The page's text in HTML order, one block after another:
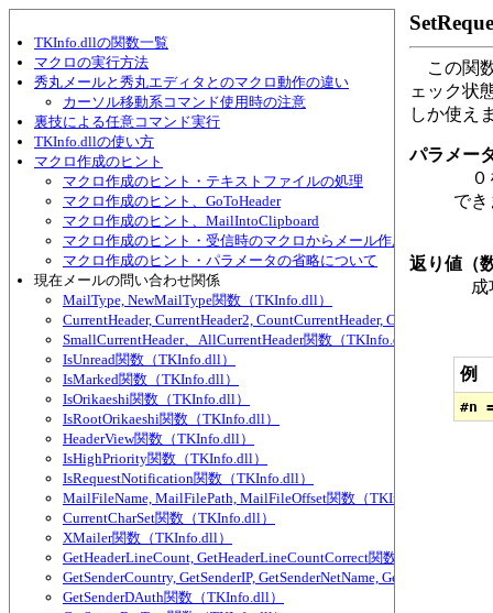
TKInfo.dllの関数一覧
マクロの実行方法
秀丸メールと秀丸エディタとのマクロ動作の違い
カーソル移動系コマンド使用時の注意
裏技による任意コマンド実行
TKInfo.dllの使い方
マクロ作成のヒント
マクロ作成のヒント・テキストファイルの処理
マクロ作成のヒント、GoToHeader
マクロ作成のヒント、MailIntoClipboard
マクロ作成のヒント・受信時のマクロからメール作成する
マクロ作成のヒント・パラメータの省略について
現在メールの問い合わせ関係
MailType, NewMailType関数（TKInfo.dll）
CurrentHeader, CurrentHeader2, CountCurrentHeader,
SmallCurrentHeader、AllCurrentHeader関数（TKInfo.dll）
IsUnread関数（TKInfo.dll）
IsMarked関数（TKInfo.dll）
IsOrikaeshi関数（TKInfo.dll）
IsRootOrikaeshi関数（TKInfo.dll）
HeaderView関数（TKInfo.dll）
IsHighPriority関数（TKInfo.dll）
IsRequestNotification関数（TKInfo.dll）
MailFileName, MailFilePath, MailFileOffset関数（TKInfo.dll）
CurrentCharSet関数（TKInfo.dll）
XMailer関数（TKInfo.dll）
GetHeaderLineCount, GetHeaderLineCountCorrect関数（TKInfo.dll）
GetSenderCountry, GetSenderIP, GetSenderNetName,
GetSenderDAuth関数（TKInfo.dll）
この関
ェック状
しか使え
パラメー
０
で
返り値（
成
例